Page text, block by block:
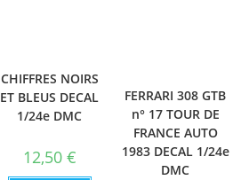
CHIFFRES NOIRS
ET BLEUS DECAL
1/24e DMC
12,50 €
FERRARI 308 GTB
n° 17 TOUR DE
FRANCE AUTO
1983 DECAL 1/24e
DMC